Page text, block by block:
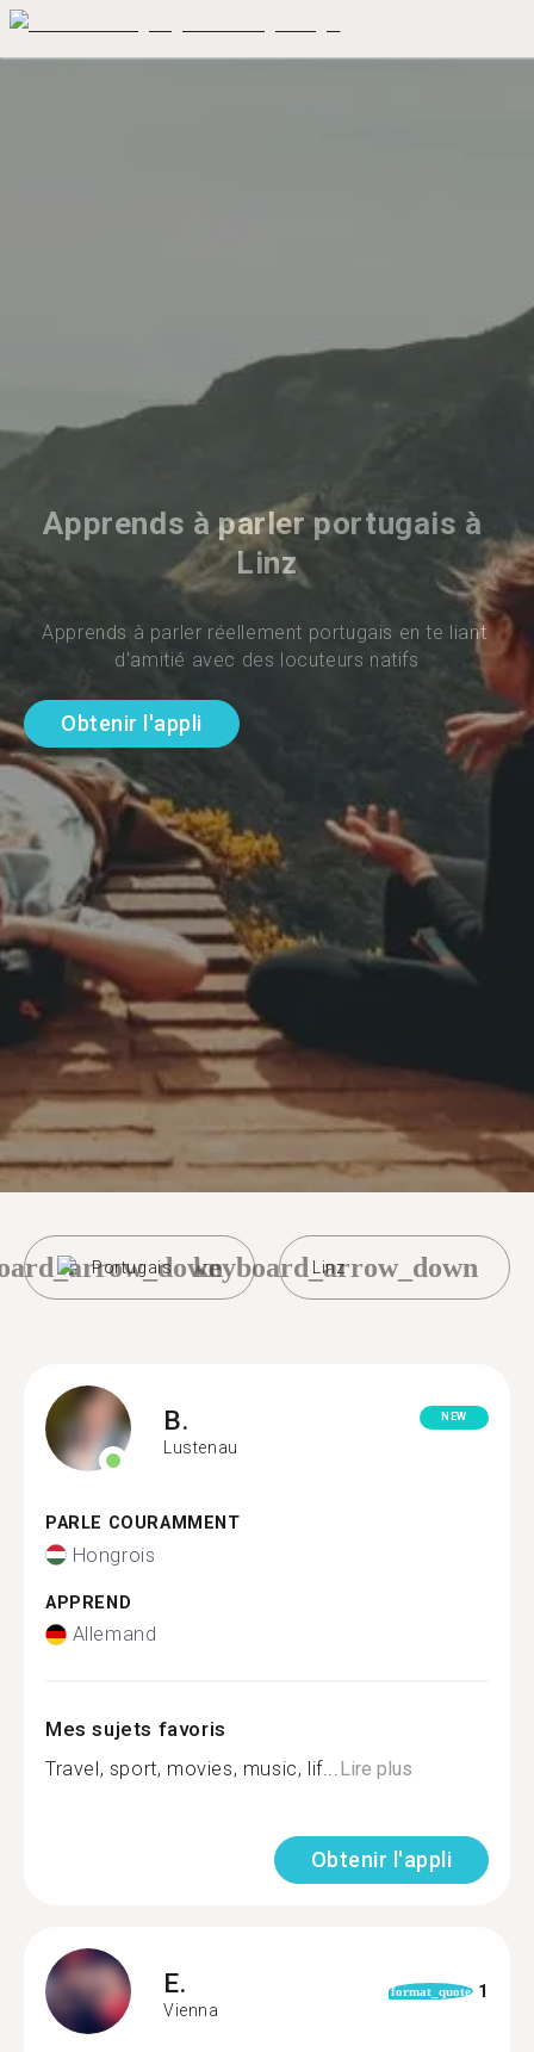
Apprends à parler portugais à
Linz
Apprends à parler réellement portugais en te liant
d'amitié avec des locuteurs natifs
Obtenir l'appli
Portugais Linz
keyboard_arrow_down
B.
Lustenau
NEW
PARLE COURAMMENT
Hongrois
APPREND
Allemand
Mes sujets favoris
Travel, sport, movies, music, lif...Lire plus
Obtenir l'appli
E.
Vienna
format_quote 1